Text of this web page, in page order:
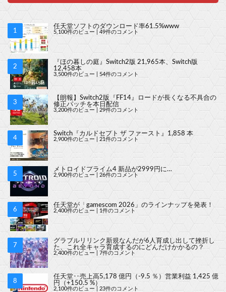
任天堂ソフトのダウンロード率61.5%www
5,100件のビュー 49件のコメント
『ほの暮しの庭』Switch2版 21,965本、Switch版
12,458本
3,500件のビュー 54件のコメント
【朗報】Switch2版『FF14』ロードが長くなる不具合の
修正パッチを本日配信
3,200件のビュー 29件のコメント
Switch『カルドセプト ザ ファースト』1,858 本
2,900件のビュー 21件のコメント
メトロイドプライム4 新品が2999円に…
2,900件のビュー 26件のコメント
任天堂が「gamescom 2026」のラインナップを発表！
2,400件のビュー 1件のコメント
グラブルリリンク新規なんだが6人育成し出して挫折し
た、これ全キャラ育成するのにどんだけかかるの？
2,400件のビュー 7件のコメント
任天堂‥売上高5,178 億円（-9.5 ％）営業利益 1,425 億
円（+150.5 %）
2,100件のビュー 23件のコメント